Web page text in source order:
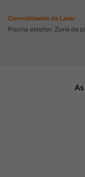
Comodidades de Lazer
Piscina exterior, Zona de